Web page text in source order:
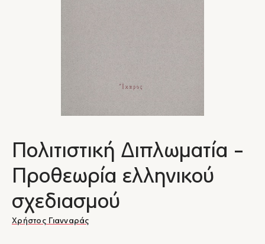
Πολιτιστική Διπλωματία -
Προθεωρία ελληνικού
σχεδιασμού
Χρήστος Γιανναράς